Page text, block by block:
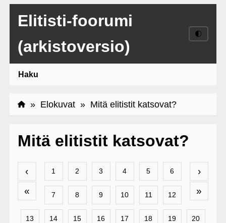
Elitisti-foorumi
(arkistoversio)
🌓
Haku
» Elokuvat» Mitä elitistit katsovat?
Mitä elitistit katsovat?
‹
«
›
»
1 2 3 4 5 6
7 8 9 10 11 12
13 14 15 16 17 18 19 20